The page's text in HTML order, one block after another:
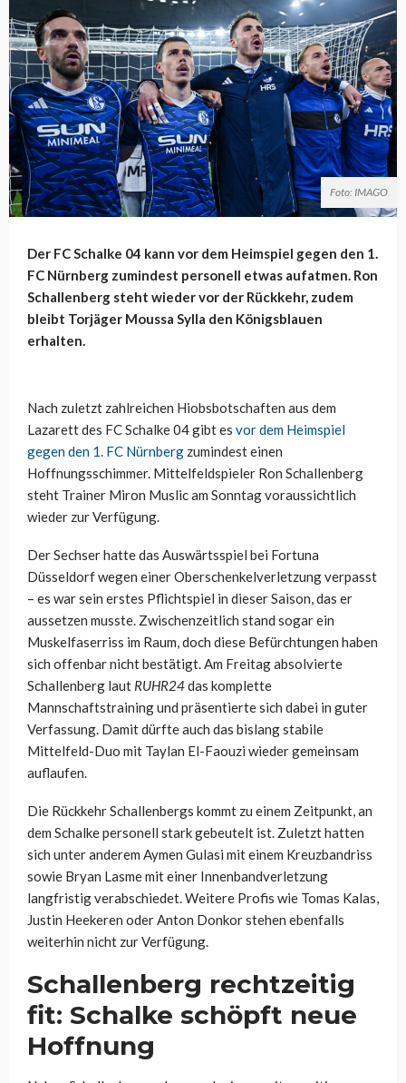
Foto: IMAGO
Der FC Schalke 04 kann vor dem Heimspiel gegen den 1.
FC Nürnberg zumindest personell etwas aufatmen. Ron
Schallenberg steht wieder vor der Rückkehr, zudem
bleibt Torjäger Moussa Sylla den Königsblauen
erhalten.
Nach zuletzt zahlreichen Hiobsbotschaften aus dem
Lazarett des FC Schalke 04 gibt es vor dem Heimspiel
gegen den 1. FC Nürnberg zumindest einen
Hoffnungsschimmer. Mittelfeldspieler Ron Schallenberg
steht Trainer Miron Muslic am Sonntag voraussichtlich
wieder zur Verfügung.
Der Sechser hatte das Auswärtsspiel bei Fortuna
Düsseldorf wegen einer Oberschenkelverletzung verpasst
– es war sein erstes Pflichtspiel in dieser Saison, das er
aussetzen musste. Zwischenzeitlich stand sogar ein
Muskelfaserriss im Raum, doch diese Befürchtungen haben
sich offenbar nicht bestätigt. Am Freitag absolvierte
Schallenberg laut RUHR24das komplette
Mannschaftstraining und präsentierte sich dabei in guter
Verfassung. Damit dürfte auch das bislang stabile
Mittelfeld-Duo mit Taylan El-Faouzi wieder gemeinsam
auflaufen.
Die Rückkehr Schallenbergs kommt zu einem Zeitpunkt, an
dem Schalke personell stark gebeutelt ist. Zuletzt hatten
sich unter anderem Aymen Gulasi mit einem Kreuzbandriss
sowie Bryan Lasme mit einer Innenbandverletzung
langfristig verabschiedet. Weitere Profis wie Tomas Kalas,
Justin Heekeren oder Anton Donkor stehen ebenfalls
weiterhin nicht zur Verfügung.
Schallenberg rechtzeitig
fit: Schalke schöpft neue
Hoffnung